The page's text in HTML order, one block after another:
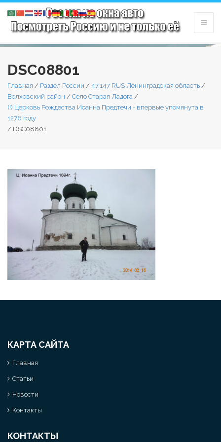
DSC08801
Главная / Раздел России / 47,147 RUS Ленинградская область /
Волховский район / Село Старая Ладога /
(!) Церковь Рождества Иоанна Предтечи - впервые упомянута в
1276 году
/ DSC08801
КАРТА САЙТА
Главная
Статьи
Новости
Контакты
КОНТАКТЫ